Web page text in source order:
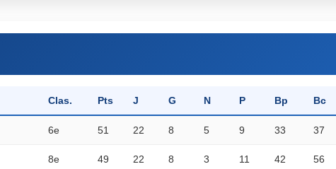
Clas. Pts J G N P Bp Bc
6e 51 22 8 5 9 33 37
8e 49 22 8 3 11 42 56